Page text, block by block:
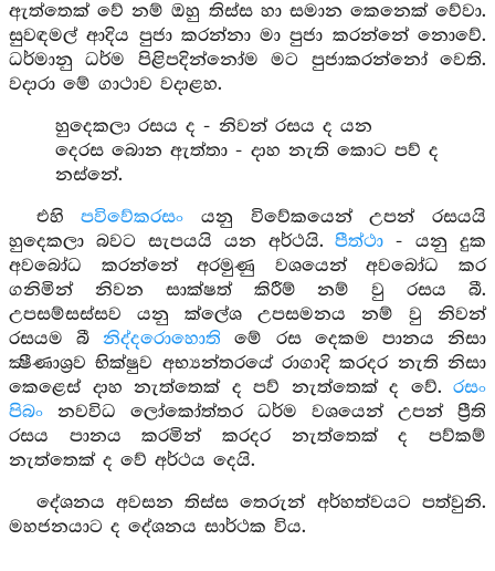
ඇත්තෙක් වේ නම් ඔහු තිස්ස හා සමාන කෙනෙක් වේවා.
සුවඳමල් ආදිය පුජා කරන්නා මා පුජා කරන්නේ නොවේ.
ධර්මානු ධර්ම පිළිපදින්නෝම මට පුජාකරන්නෝ වෙති.
වදාරා මේ ගාථාව වදාළහ.
හුදෙකලා රසය ද - නිවන් රසය ද යන
දෙරස බොන ඇත්තා - දාහ නැති කොට පව් ද
නස්නේ.
එහිපවිවේකරසං යනු විවේකයෙන් උපන් රසයයි
හුදෙකලා බවට සැපයයි යන අර්ථයි.පීත්ථා - යනු දුක
අවබෝධ කරන්නේ අරමුණු වශයෙන් අවබෝධ කර
ගනිමින් නිවන සාක්ෂත් කිරීම් නම් වු රසය බී.
උපසම්සස්සව යනු ක්ලේශ උපසමනය නම් වු නිවන්
රසයම බීනිද්දරොහොති මේ රස දෙකම පානය නිසා
ක්‍ෂීණාශ්‍රව භික්ෂුව අභ්‍යන්තරයේ රාගාදි කරදර නැති නිසා
කෙළෙස් දාහ නැත්තෙක් ද පව් නැත්තෙක් ද වේ. රසං
පිබං නවවිධ ලෝකෝත්තර ධර්ම වශයෙන් උපන් ප්‍රීති
රසය පානය කරමින් කරදර නැත්තෙක් ද පව්කම්
නැත්තෙක් ද වේ අර්ථය දෙයි.
දේශනය අවසන තිස්ස තෙරුන් අර්හත්වයට පත්වුනි.
මහජනයාට ද දේශනය සාර්ථක විය.